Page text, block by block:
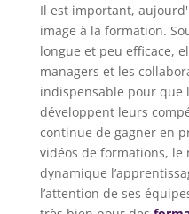
Il est important,
image à la formation.
longue et peu efficace,
managers et les
indispensable pour que
développent leurs
continue de gagner en
vidéos de formations,
dynamique
l’attention de ses